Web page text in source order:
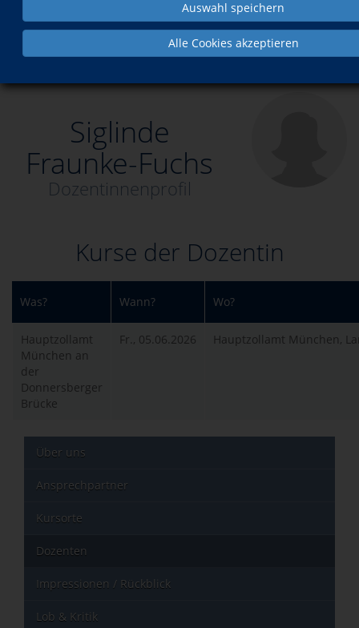
Auswahl speichern
Alle Cookies akzeptieren
Über uns
Dozenten Siglinde Fraunke-Fuchs
Siglinde
Fraunke-Fuchs
Dozentinnenprofil
Kurse der Dozentin
Was? Wann? Wo?
Hauptzollamt
München an
der
Donnersberger
Brücke
Fr., 05.06.2026 Hauptzollamt München,
Über uns
Ansprechpartner
Kursorte
Dozenten
Impressionen / Rückblick
Lob & Kritik